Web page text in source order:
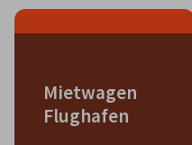
Mietwagen
Flughafen